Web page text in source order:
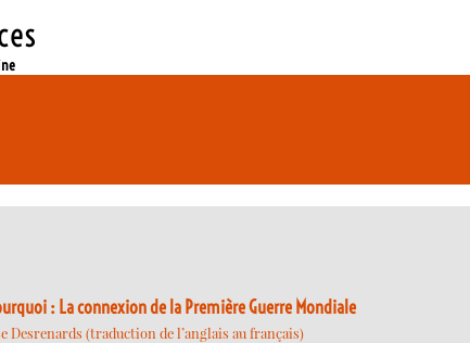
: La connexion de la Première Guerre Mondiale
Desrenards (traduction de l’anglais au français)